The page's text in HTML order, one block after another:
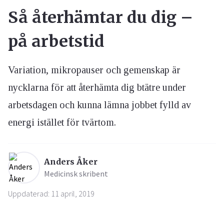
Så återhämtar du dig –
på arbetstid
Variation, mikropauser och gemenskap är
nycklarna för att återhämta dig btätre under
arbetsdagen och kunna lämna jobbet fylld av
energi istället för tvärtom.
Anders Åker
Medicinsk skribent
Uppdaterad: 11 april, 2019